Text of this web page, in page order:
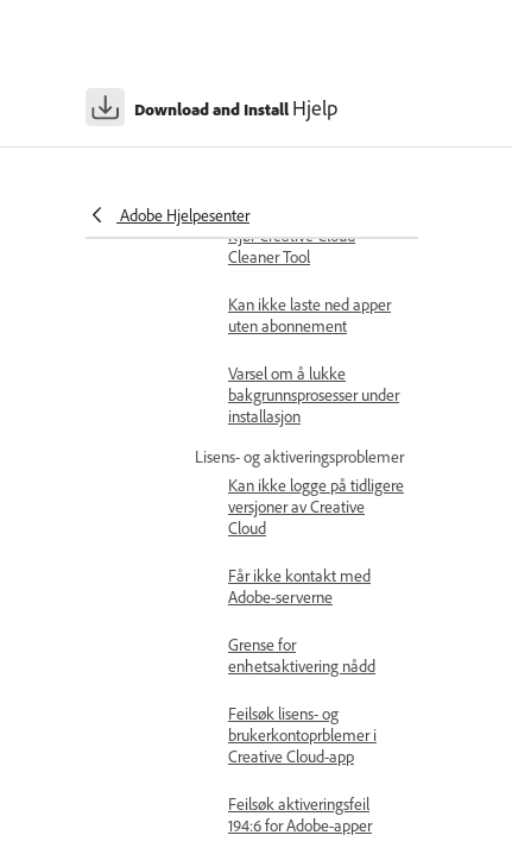
Download and Install Hjelp
Adobe Hjelpesenter
opp for Adobe-apper
Forbered deg på å kjøre
Kjør Creative Cloud
Cleaner Tool
Kan ikke laste ned apper
uten abonnement
Varsel om å lukke
bakgrunnsprosesser under
installasjon
Lisens- og aktiveringsproblemer
Kan ikke logge på tidligere
versjoner av Creative
Cloud
Får ikke kontakt med
Adobe-serverne
Grense for
enhetsaktivering nådd
Feilsøk lisens- og
brukerkontoprblemer i
Creative Cloud-app
Feilsøk aktiveringsfeil
194:6 for Adobe-apper